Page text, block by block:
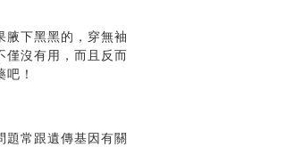
腋下黑黑的，穿無袖
僅沒有用，而且反而
！
題常跟遺傳基因有關